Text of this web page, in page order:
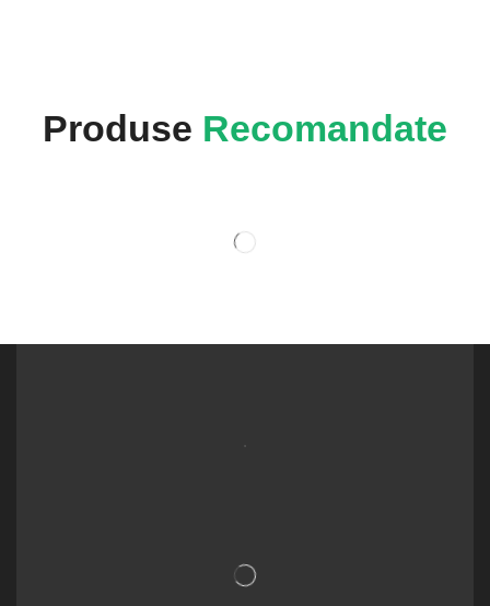
Produse Recomandate
.